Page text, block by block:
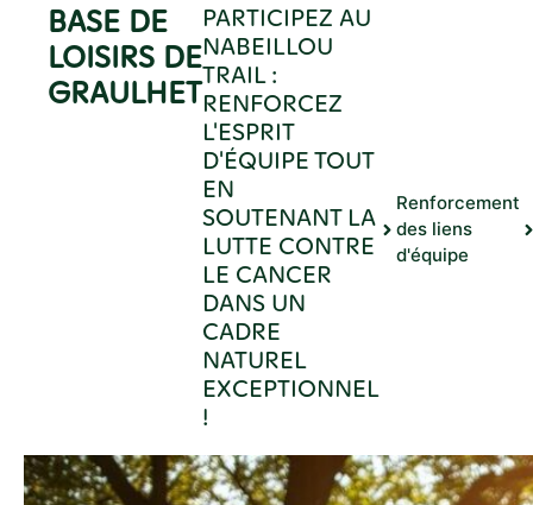
BASE DE
LOISIRS DE
GRAULHET
PARTICIPEZ AU
NABEILLOU
TRAIL :
RENFORCEZ
L'ESPRIT
D'ÉQUIPE TOUT
EN
SOUTENANT LA
LUTTE CONTRE
LE CANCER
DANS UN
CADRE
NATUREL
EXCEPTIONNEL
!
Renforcement
des liens
d'équipe